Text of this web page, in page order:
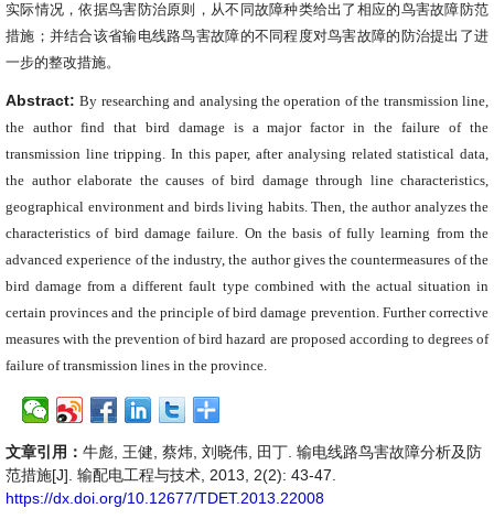
实际情况，依据鸟害防治原则，从不同故障种类给出了相应的鸟害故障防范
措施；并结合该省输电线路鸟害故障的不同程度对鸟害故障的防治提出了进
一步的整改措施。
Abstract:By researching and analysing the operation of the transmission line,
the author find that bird damage is a major factor in the failure of the
transmission line tripping. In this paper, after analysing related statistical data,
the author elaborate the causes of bird damage through line characteristics,
geographical environment and birds living habits. Then, the author analyzes the
characteristics of bird damage failure. On the basis of fully learning from the
advancedexperience of the industry, the author gives the countermeasures of the
bird damage from a different fault type combined with the actual situation in
certain provinces and the principle of bird damage prevention. Further corrective
measures with the prevention of bird hazard are proposed according to degrees of
failure of transmission lines in the province.
文章引用： 牛彪, 王健, 蔡炜, 刘晓伟, 田丁. 输电线路鸟害故障分析及防
范措施[J]. 输配电工程与技术, 2013, 2(2): 43-47.
https://dx.doi.org/10.12677/TDET.2013.22008